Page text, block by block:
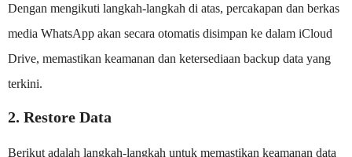
Dengan mengikuti langkah-langkah di atas, percakapan dan berkas
media WhatsApp akan secara otomatis disimpan ke dalam iCloud
Drive, memastikan keamanan dan ketersediaan backup data yang
terkini.
2. Restore Data
Berikut adalah langkah-langkah untuk memastikan keamanan data